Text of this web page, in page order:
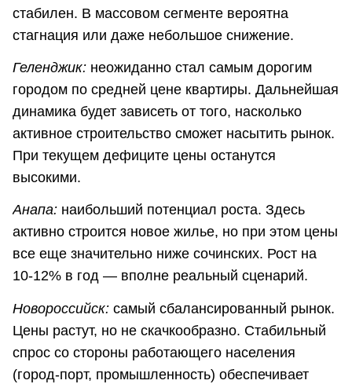
стабилен. В массовом сегменте вероятна
стагнация или даже небольшое снижение.
Геленджик: неожиданно стал самым дорогим
городом по средней цене квартиры. Дальнейшая
динамика будет зависеть от того, насколько
активное строительство сможет насытить рынок.
При текущем дефиците цены останутся
высокими.
Анапа: наибольший потенциал роста. Здесь
активно строится новое жилье, но при этом цены
все еще значительно ниже сочинских. Рост на
10-12% в год — вполне реальный сценарий.
Новороссийск: самый сбалансированный рынок.
Цены растут, но не скачкообразно. Стабильный
спрос со стороны работающего населения
(город-порт, промышленность) обеспечивает